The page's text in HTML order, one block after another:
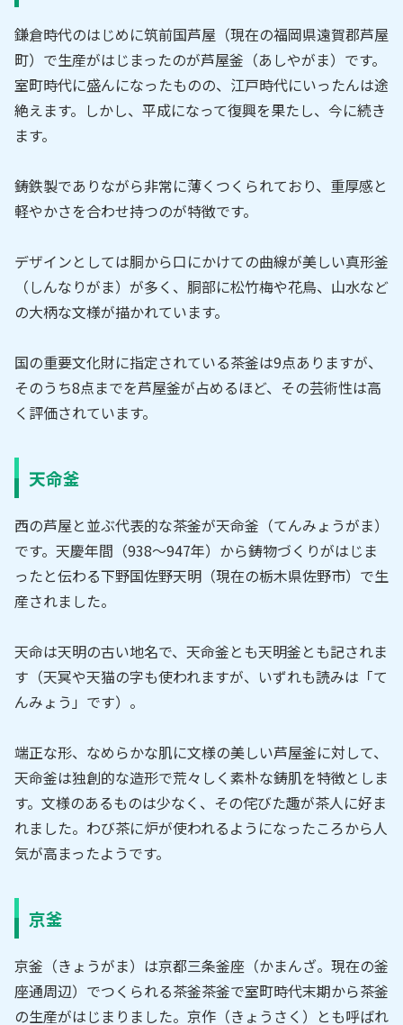
鎌倉時代のはじめに筑前国芦屋（現在の福岡県遠賀郡芦屋
町）で生産がはじまったのが芦屋釜（あしやがま）です。
室町時代に盛んになったものの、江戸時代にいったんは途
絶えます。しかし、平成になって復興を果たし、今に続き
ます。
鋳鉄製でありながら非常に薄くつくられており、重厚感と
軽やかさを合わせ持つのが特徴です。
デザインとしては胴から口にかけての曲線が美しい真形釜
（しんなりがま）が多く、胴部に松竹梅や花鳥、山水など
の大柄な文様が描かれています。
国の重要文化財に指定されている茶釜は9点ありますが、
そのうち8点までを芦屋釜が占めるほど、その芸術性は高
く評価されています。
天命釜
西の芦屋と並ぶ代表的な茶釜が天命釜（てんみょうがま）
です。天慶年間（938～947年）から鋳物づくりがはじま
ったと伝わる下野国佐野天明（現在の栃木県佐野市）で生
産されました。
天命は天明の古い地名で、天命釜とも天明釜とも記されま
す（天冥や天猫の字も使われますが、いずれも読みは「て
んみょう」です）。
端正な形、なめらかな肌に文様の美しい芦屋釜に対して、
天命釜は独創的な造形で荒々しく素朴な鋳肌を特徴としま
す。文様のあるものは少なく、その侘びた趣が茶人に好ま
れました。わび茶に炉が使われるようになったころから人
気が高まったようです。
京釜
京釜（きょうがま）は京都三条釜座（かまんざ。現在の釜
座通周辺）でつくられる茶釜茶釜で室町時代末期から茶釜
の生産がはじまりました。京作（きょうさく）とも呼ばれ